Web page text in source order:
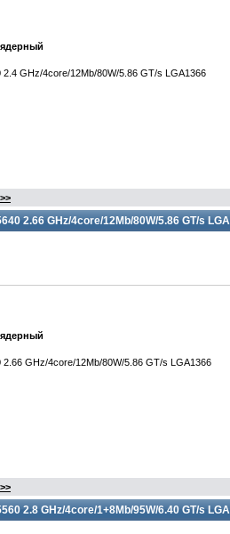
GHz/4core/12Mb/80W/5.86 GT/s LGA1366
2.66 GHz/4core/12Mb/80W/5.86 GT/s
GHz/4core/12Mb/80W/5.86 GT/s LGA1366
2.8 GHz/4core/1+8Mb/95W/6.40 GT/s